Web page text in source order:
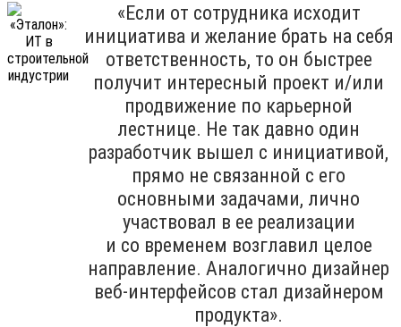
«Если от сотрудника исходит
инициатива и желание брать на себя
ответственность, то он быстрее
получит интересный проект и/или
продвижение по карьерной
лестнице. Не так давно один
разработчик вышел с инициативой,
прямо не связанной с его
основными задачами, лично
участвовал в ее реализации
и со временем возглавил целое
направление. Аналогично дизайнер
веб-интерфейсов стал дизайнером
продукта».